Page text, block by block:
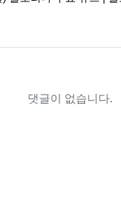
댓글이 없습니다.